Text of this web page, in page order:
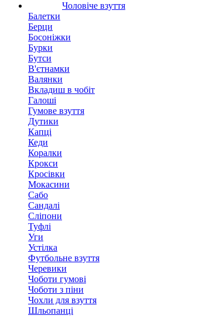
Чоловіче взуття
Балетки
Берци
Босоніжки
Бурки
Бутси
В'єтнамки
Валянки
Вкладиш в чобіт
Галоші
Гумове взуття
Дутики
Капці
Кеди
Коралки
Крокси
Кросівки
Мокасини
Сабо
Сандалі
Сліпони
Туфлі
Уги
Устілка
Футбольне взуття
Черевики
Чоботи гумові
Чоботи з піни
Чохли для взуття
Шльопанці